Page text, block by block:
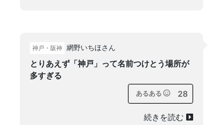
神戸・阪神 網野いちほさん
とりあえず「神戸」って名前つけとう場所が
多すぎる
あるある 28
続きを読む